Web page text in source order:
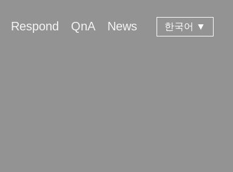
Respond QnA News 한국어 ▼